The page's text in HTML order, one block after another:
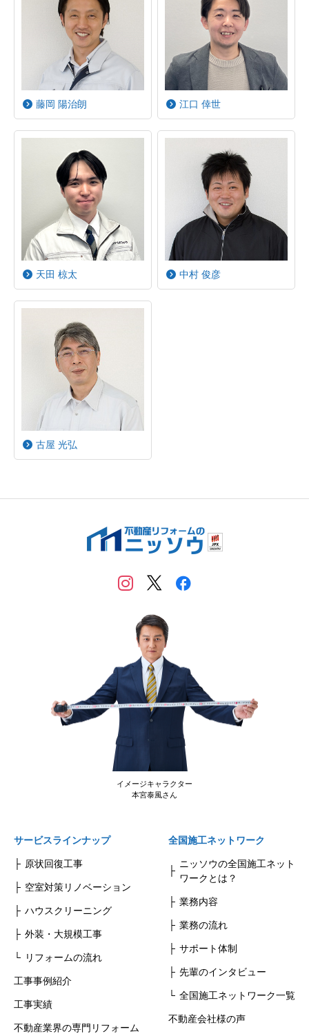
藤岡 陽治朗 江口 倖世
天田 椋太 中村 俊彦
古屋 光弘
イメージキャラクター
本宮泰風さん
サービスラインナップ
原状回復工事
空室対策リノベーション
ハウスクリーニング
外装・大規模工事
リフォームの流れ
工事事例紹介
工事実績
不動産業界の専門リフォーム
全国施工ネットワーク
ニッソウの全国施工ネット
ワークとは？
業務内容
業務の流れ
サポート体制
先輩のインタビュー
全国施工ネットワーク一覧
不動産会社様の声